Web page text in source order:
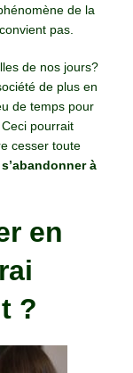
de la
pas.
de nos jours?
de plus en
de temps pour
pourrait
cesser toute
à
en
?